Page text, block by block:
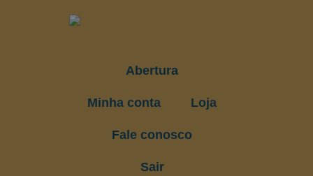
Abertura
Minha conta Loja
Fale conosco
Sair